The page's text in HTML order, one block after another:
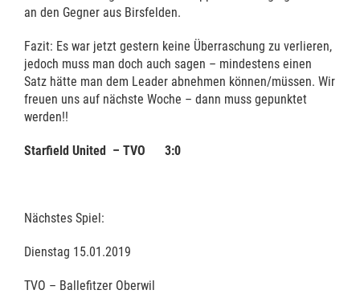
an den Gegner aus Birsfelden.
Fazit: Es war jetzt gestern keine Überraschung zu verlieren,
jedoch muss man doch auch sagen – mindestens einen
Satz hätte man dem Leader abnehmen können/müssen. Wir
freuen uns auf nächste Woche – dann muss gepunktet
werden!!
Starfield United – TVO 3:0
Nächstes Spiel:
Dienstag 15.01.2019
TVO – Ballefitzer Oberwil